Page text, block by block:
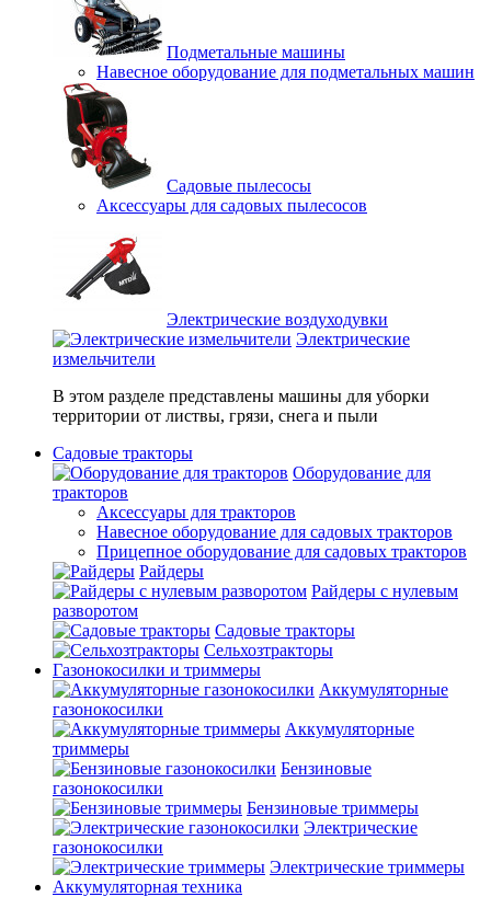
Подметальные машины
Навесное оборудование для подметальных машин
Садовые пылесосы
Аксессуары для садовых пылесосов
Электрические воздуходувки
Электрические
измельчители
В этом разделе представлены машины для уборки
территории от листвы, грязи, снега и пыли
Садовые тракторы
Оборудование для
тракторов
Аксессуары для тракторов
Навесное оборудование для садовых тракторов
Прицепное оборудование для садовых тракторов
Райдеры
Райдеры с нулевым
разворотом
Садовые тракторы
Сельхозтракторы
Газонокосилки и триммеры
Аккумуляторные
газонокосилки
Аккумуляторные
триммеры
Бензиновые
газонокосилки
Бензиновые триммеры
Электрические
газонокосилки
Электрические триммеры
Аккумуляторная техника